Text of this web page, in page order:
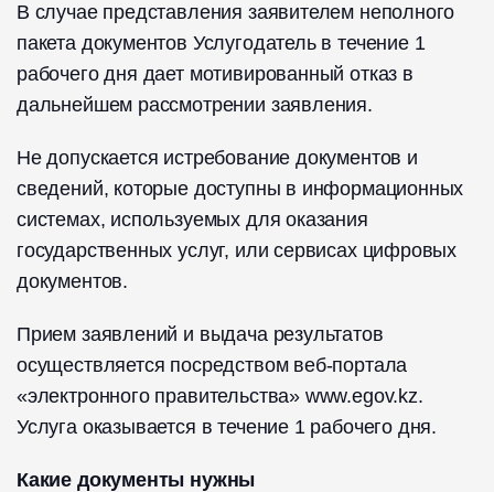
В случае представления заявителем неполного
пакета документов Услугодатель в течение 1
рабочего дня дает мотивированный отказ в
дальнейшем рассмотрении заявления.
Не допускается истребование документов и
сведений, которые доступны в информационных
системах, используемых для оказания
государственных услуг, или сервисах цифровых
документов.
Прием заявлений и выдача результатов
осуществляется посредством веб-портала
«электронного правительства» www.egov.kz.
Услуга оказывается в течение 1 рабочего дня.
Какие документы нужны